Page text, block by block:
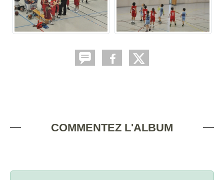
COMMENTEZ L'ALBUM